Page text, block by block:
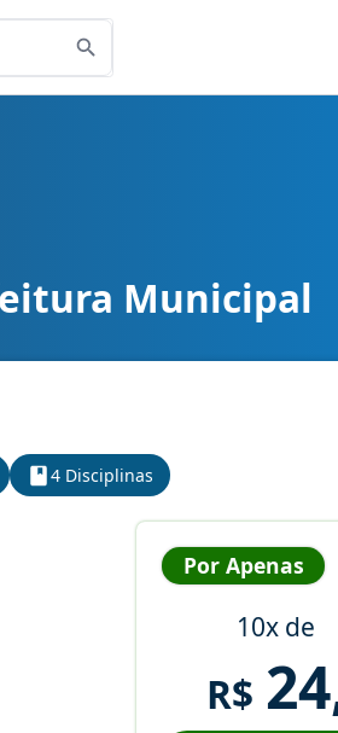
Municipal
4 Disciplinas
Por Apenas
10x de
R$